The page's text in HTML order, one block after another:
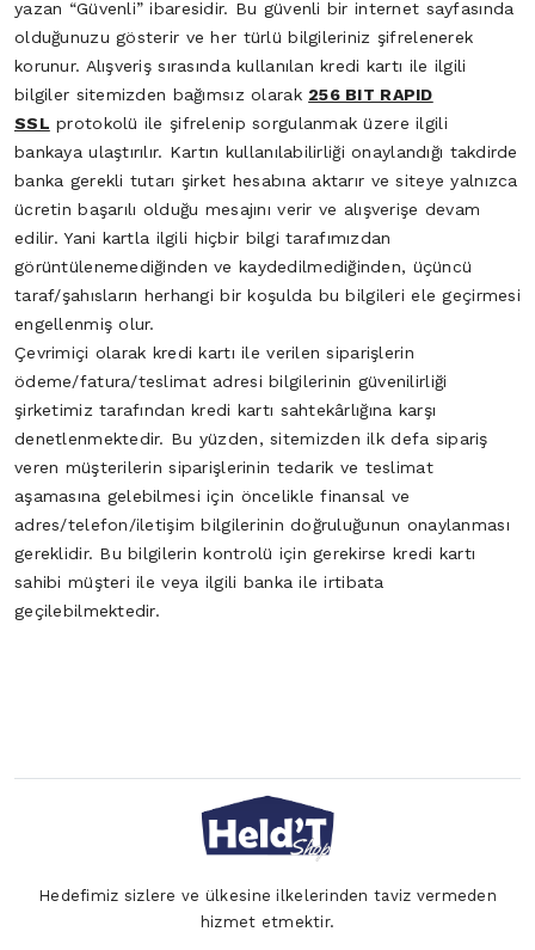
yazan “Güvenli” ibaresidir. Bu güvenli bir internet sayfasında
olduğunuzu gösterir ve her türlü bilgileriniz şifrelenerek
korunur. Alışveriş sırasında kullanılan kredi kartı ile ilgili
bilgiler sitemizden bağımsız olarak 256 BIT RAPID
SSL protokolü ile şifrelenip sorgulanmak üzere ilgili
bankaya ulaştırılır. Kartın kullanılabilirliği onaylandığı takdirde
banka gerekli tutarı şirket hesabına aktarır ve siteye yalnızca
ücretin başarılı olduğu mesajını verir ve alışverişe devam
edilir. Yani kartla ilgili hiçbir bilgi tarafımızdan
görüntülenemediğinden ve kaydedilmediğinden, üçüncü
taraf/şahısların herhangi bir koşulda bu bilgileri ele geçirmesi
engellenmiş olur.
Çevrimiçi olarak kredi kartı ile verilen siparişlerin
ödeme/fatura/teslimat adresi bilgilerinin güvenilirliği
şirketimiz tarafından kredi kartı sahtekârlığına karşı
denetlenmektedir. Bu yüzden, sitemizden ilk defa sipariş
veren müşterilerin siparişlerinin tedarik ve teslimat
aşamasına gelebilmesi için öncelikle finansal ve
adres/telefon/iletişim bilgilerinin doğruluğunun onaylanması
gereklidir. Bu bilgilerin kontrolü için gerekirse kredi kartı
sahibi müşteri ile veya ilgili banka ile irtibata
geçilebilmektedir.
Hedefimiz sizlere ve ülkesine ilkelerinden taviz vermeden
hizmet etmektir.